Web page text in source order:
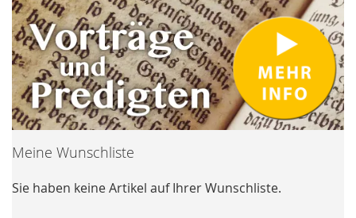
Meine Wunschliste
Sie haben keine Artikel auf Ihrer Wunschliste.